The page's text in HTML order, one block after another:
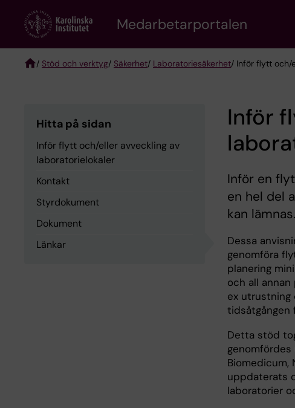
content
Medarbetarportalen
/ Stöd och verktyg/ Säkerhet/ Laboratoriesäkerhet/ Inför flytt och/
Hitta på sidan
Inför flytt och/eller avveckling av
laboratorielokaler
Kontakt
Styrdokument
Dokument
Länkar
Inför
Inför en
en hel del
kan lämnas.
Dessa
genomföra
planering
och all
ex utrustning
tidsåtgången
Detta stöd
genomfördes
Biomedicum,
uppdaterats
laboratorier